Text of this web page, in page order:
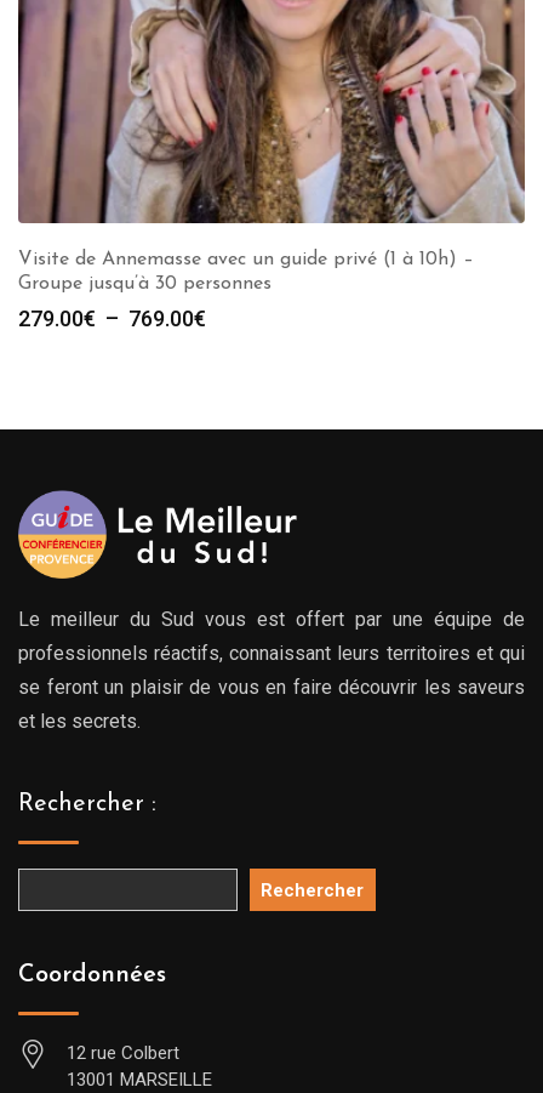
Visite de Annemasse avec un guide privé (1 à 10h) –
Groupe jusqu’à 30 personnes
279.00€ – 769.00€
à
Le meilleur du Sud vous est offert par une équipe de
professionnels réactifs, connaissant leurs territoires et qui
se feront un plaisir de vous en faire découvrir les saveurs
et les secrets.
Rechercher :
Rechercher
Coordonnées
12 rue Colbert
13001 MARSEILLE